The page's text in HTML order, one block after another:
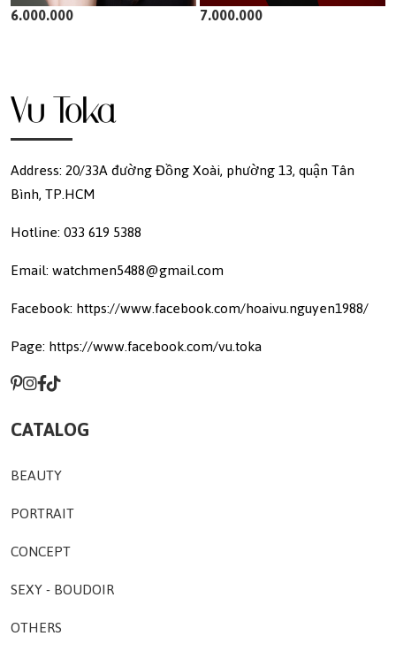
6.000.000 7.000.000
Address: 20/33A đường Đồng Xoài, phường 13, quận Tân
Bình, TP.HCM
Hotline: 033 619 5388
Email: watchmen5488@gmail.com
Facebook: https://www.facebook.com/hoaivu.nguyen1988/
Page: https://www.facebook.com/vu.toka
CATALOG
BEAUTY
PORTRAIT
CONCEPT
SEXY - BOUDOIR
OTHERS